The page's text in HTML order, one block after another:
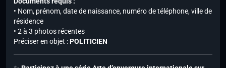
• Nom, prénom, date de naissance, numéro de téléphone, ville de
résidence
• 2 à 3 photos récentes
Préciser en objet :POLITICIEN